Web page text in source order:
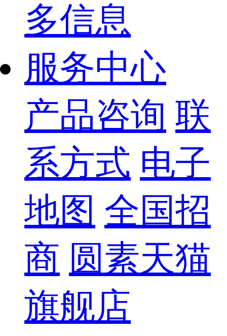
多信息
服务中心
产品咨询 联
系方式 电子
地图 全国招
商 圆素天猫
旗舰店